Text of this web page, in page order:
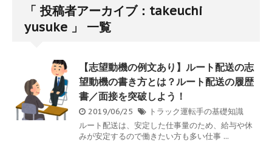
「 投稿者アーカイブ：takeuchi
yusuke 」 一覧
【志望動機の例文あり】ルート配送の志
望動機の書き方とは？ルート配送の履歴
書／面接を突破しよう！
2019/06/25
トラック運転手の基礎知識
ルート配送は、安定した仕事量のため、給与や休
みが安定するので働きたい方も多い仕事 ...